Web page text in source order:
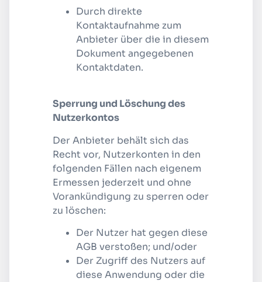
Durch direkte
Kontaktaufnahme zum
Anbieter über die in diesem
Dokument angegebenen
Kontaktdaten.
Sperrung und Löschung des
Nutzerkontos
Der Anbieter behält sich das
Recht vor, Nutzerkonten in den
folgenden Fällen nach eigenem
Ermessen jederzeit und ohne
Vorankündigung zu sperren oder
zu löschen:
Der Nutzer hat gegen diese
AGB verstoßen; und/oder
Der Zugriff des Nutzers auf
diese Anwendung oder die